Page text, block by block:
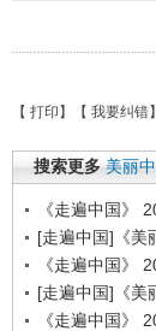
【 打印 】【 我要纠错
搜索更多 美丽
《走遍中国》
[走遍中国]《
《走遍中国》
[走遍中国]《
《走遍中国》